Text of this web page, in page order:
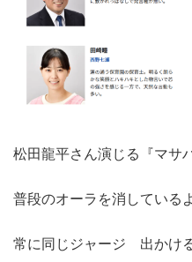
松田龍平さん演じる『マサ
普段のオーラを消している
常に同じジャージ 出かけ